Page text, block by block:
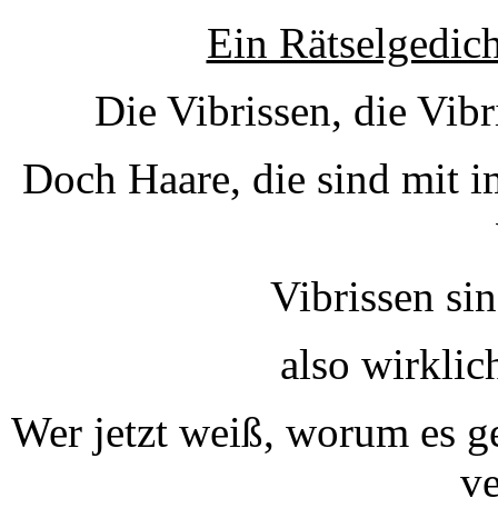
Ein
Die Vibrissen, die
Doch Haare, die sind mit
Vibrissen
also
Wer jetzt weiß, worum es